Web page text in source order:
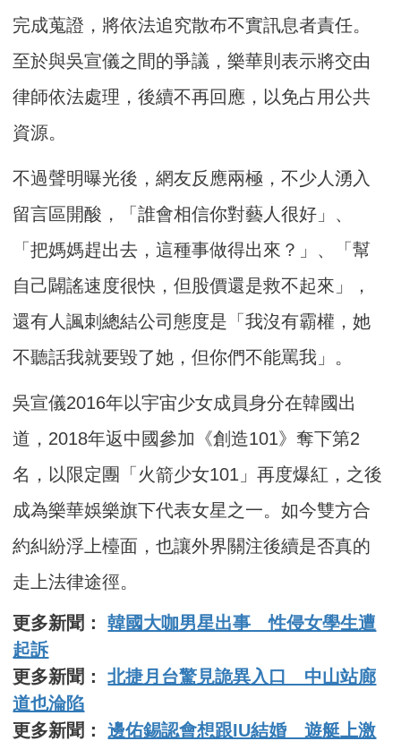
完成蒐證，將依法追究散布不實訊息者責任。
至於與吳宣儀之間的爭議，樂華則表示將交由
律師依法處理，後續不再回應，以免占用公共
資源。
不過聲明曝光後，網友反應兩極，不少人湧入
留言區開酸，「誰會相信你對藝人很好」、
「把媽媽趕出去，這種事做得出來？」、「幫
自己闢謠速度很快，但股價還是救不起來」，
還有人諷刺總結公司態度是「我沒有霸權，她
不聽話我就要毀了她，但你們不能罵我」。
吳宣儀2016年以宇宙少女成員身分在韓國出
道，2018年返中國參加《創造101》奪下第2
名，以限定團「火箭少女101」再度爆紅，之後
成為樂華娛樂旗下代表女星之一。如今雙方合
約糾紛浮上檯面，也讓外界關注後續是否真的
走上法律途徑。
更多新聞：韓國大咖男星出事 性侵女學生遭
起訴
更多新聞：北捷月台驚見詭異入口 中山站廊
道也淪陷
更多新聞：邊佑錫認會想跟IU結婚 遊艇上激